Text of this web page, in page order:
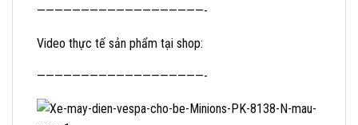
———————————————————-
Video thực tế sản phẩm tại shop:
———————————————————-